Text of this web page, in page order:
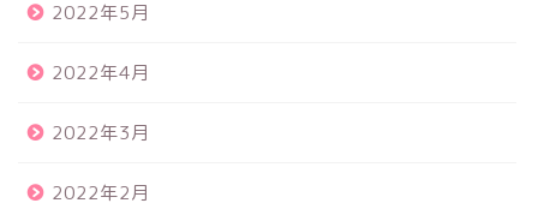
2022年5月
2022年4月
2022年3月
2022年2月